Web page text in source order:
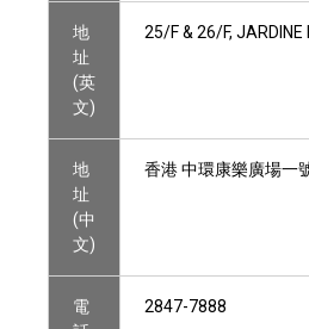
地
址
(英
文)
25/F & 26/F, JARDINE
地
址
(中
文)
香港 中環康樂廣場一
電
2847-7888